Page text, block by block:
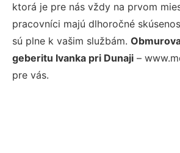
ktorá je pre nás vždy na prvom
pracovníci majú dlhoročné
sú plne k vašim službám.
geberitu Ivanka pri Dunaji –
pre vás.